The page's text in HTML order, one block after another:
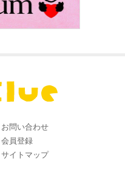
お問い合わせ
会員登録
サイトマップ